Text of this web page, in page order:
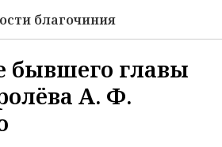
благочиния
бывшего главы
А. Ф.